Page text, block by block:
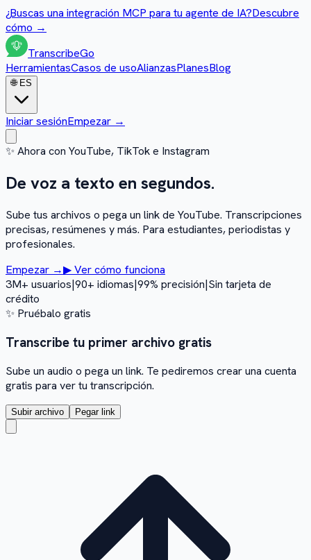
¿Buscas una integración MCP para tu agente de IA?Descubre
cómo →
TranscribeGo
HerramientasCasos de usoAlianzasPlanesBlog
🌐 ES
Iniciar sesiónEmpezar →
✨ Ahora con YouTube, TikTok e Instagram
De voz a texto en segundos.
Sube tus archivos o pega un link de YouTube. Transcripciones
precisas, resúmenes y más. Para estudiantes, periodistas y
profesionales.
Empezar →▶Ver cómo funciona
3M+ usuarios|90+ idiomas|99% precisión|Sin tarjeta de
crédito
✨ Pruébalo gratis
Transcribe tu primer archivo gratis
Sube un audio o pega un link. Te pediremos crear una cuenta
gratis para ver tu transcripción.
Subir archivo Pegar link